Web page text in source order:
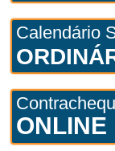
Calendário
ONLINE